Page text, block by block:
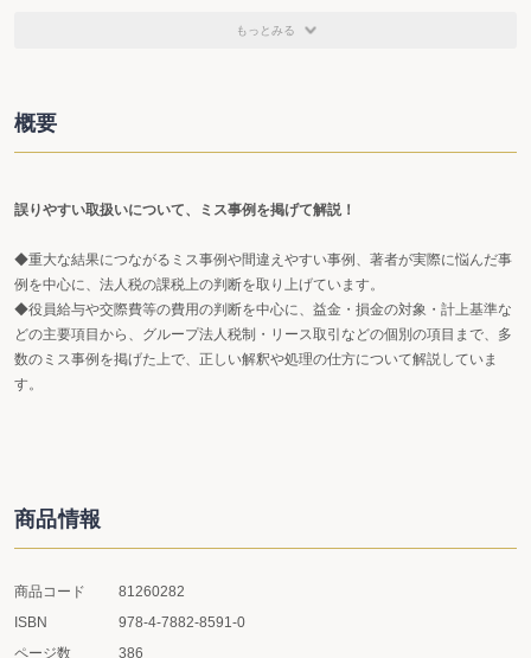
もっとみる
概要
誤りやすい取扱いについて、ミス事例を掲げて解説！
◆重大な結果につながるミス事例や間違えやすい事例、著者が実際に悩んだ事
例を中心に、法人税の課税上の判断を取り上げています。
◆役員給与や交際費等の費用の判断を中心に、益金・損金の対象・計上基準な
どの主要項目から、グループ法人税制・リース取引などの個別の項目まで、多
数のミス事例を掲げた上で、正しい解釈や処理の仕方について解説していま
す。
商品情報
商品コード
81260282
ISBN
978-4-7882-8591-0
ページ数
386